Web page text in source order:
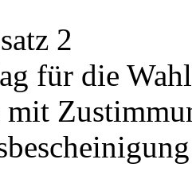
2
für die
mit